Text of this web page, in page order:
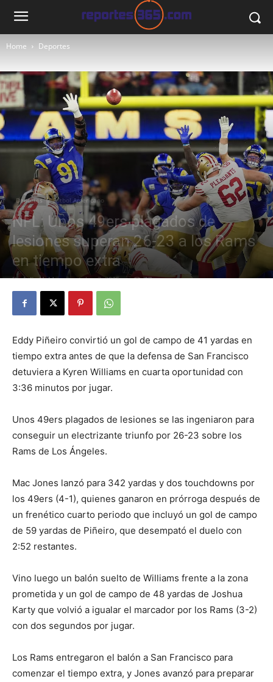
Home Deportes
Deportes Fútbol Americano
NFL: Unos 49ers plagados de
lesiones superan 26-23 a los Rams
en tiempo extra
By Julio Valdez - octubre 3, 2025 17
Eddy Piñeiro convirtió un gol de campo de 41 yardas en
tiempo extra antes de que la defensa de San Francisco
detuviera a Kyren Williams en cuarta oportunidad con
3:36 minutos por jugar.
Unos 49ers plagados de lesiones se las ingeniaron para
conseguir un electrizante triunfo por 26-23 sobre los
Rams de Los Ángeles.
Mac Jones lanzó para 342 yardas y dos touchdowns por
los 49ers (4-1), quienes ganaron en prórroga después de
un frenético cuarto periodo que incluyó un gol de campo
de 59 yardas de Piñeiro, que desempató el duelo con
2:52 restantes.
Vino luego un balón suelto de Williams frente a la zona
prometida y un gol de campo de 48 yardas de Joshua
Karty que volvió a igualar el marcador por los Rams (3-2)
con dos segundos por jugar.
Los Rams entregaron el balón a San Francisco para
comenzar el tiempo extra, y Jones avanzó para preparar